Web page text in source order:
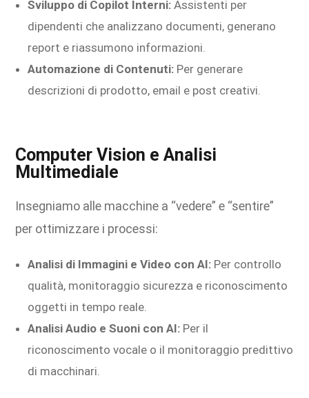
Sviluppo di Copilot Interni: Assistenti per
dipendenti che analizzano documenti, generano
report e riassumono informazioni.
Automazione di Contenuti: Per generare
descrizioni di prodotto, email e post creativi.
Computer Vision e Analisi
Multimediale
Insegniamo alle macchine a “vedere” e “sentire”
per ottimizzare i processi:
Analisi di Immagini e Video con AI: Per controllo
qualità, monitoraggio sicurezza e riconoscimento
oggetti in tempo reale.
Analisi Audio e Suoni con AI: Per il
riconoscimento vocale o il monitoraggio predittivo
di macchinari.